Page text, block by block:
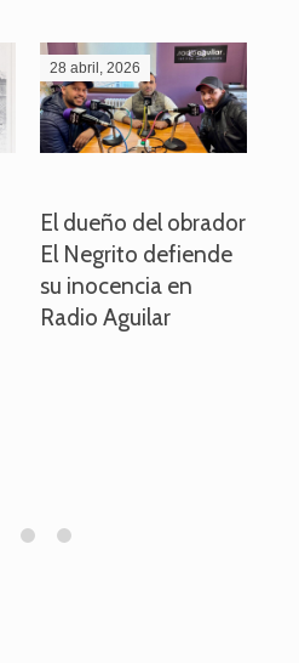
28 abril, 2026
El dueño del obrador
El Negrito defiende
su inocencia en
Radio Aguilar
1 2